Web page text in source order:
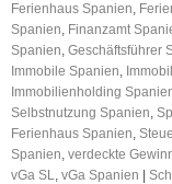
Ferienhaus Spanien,
Spanien, Finanzamt
Spanien, Geschäftsführer
Immobile Spanien,
Immobilienholding
Selbstnutzung Spanien,
Ferienhaus Spanien,
Spanien, verdeckte
vGa SL, vGa Spanien